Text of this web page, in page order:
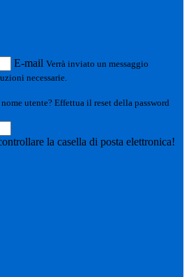
E-mail Verrà inviato un messaggio
necessarie.
utente? Effettua il reset della password
la casella di posta elettronica!